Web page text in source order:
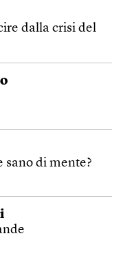
dalla crisi del
sano di mente?